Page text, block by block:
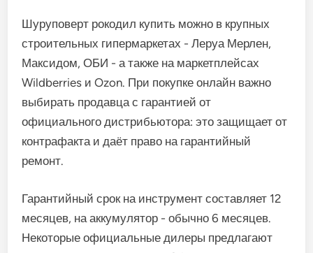
Шуруповерт рокодил купить можно в крупных
строительных гипермаркетах - Леруа Мерлен,
Максидом, ОБИ - а также на маркетплейсах
Wildberries и Ozon. При покупке онлайн важно
выбирать продавца с гарантией от
официального дистрибьютора: это защищает от
контрафакта и даёт право на гарантийный
ремонт.
Гарантийный срок на инструмент составляет 12
месяцев, на аккумулятор - обычно 6 месяцев.
Некоторые официальные дилеры предлагают